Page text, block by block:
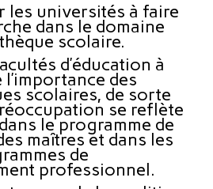
les universités à faire
dans le domaine
scolaire.
d’éducation à
des
scolaires, de sorte
se reflète
le programme de
maîtres et dans les
de
professionnel.